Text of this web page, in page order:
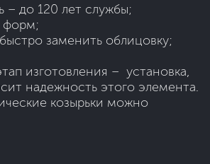
– до 120 лет службы;
форм;
заменить облицовку;
изготовления – установка,
надежность этого элемента.
козырьки можно